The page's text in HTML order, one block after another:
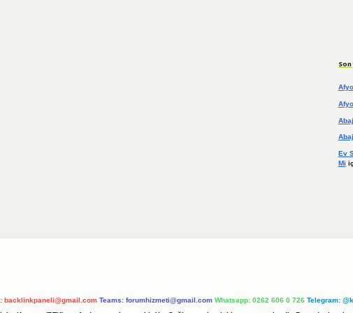
Ev
Mi
backlinkpaneli@gmail.com Teams: forumhizmeti@gmail.com Whatsapp: 0262 606 0 726 Telegram: